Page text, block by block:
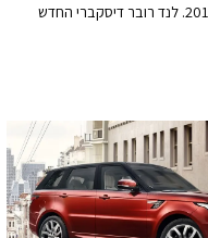
לישראל במרץ 2017. לנד רובר דיסקברי החדש
החברה חושפת את חזית הרכב
מוגדלים ופגוש מאסיבי מבעבר,
ומודרני לעומת העיצוב
דיסקברי הנוכחי. הקו העיצובי
העיצוב שהוצגה עם לנד רובר
החדש.